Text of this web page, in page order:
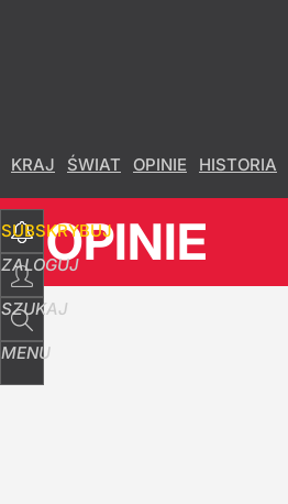
KRAJ ŚWIAT OPINIE HISTORIA
SUBSKRYBUJ
ZALOGUJ
SZUKAJ
MENU
OPINIE